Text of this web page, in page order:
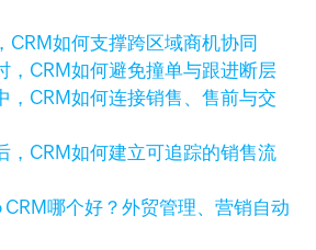
CRM如何支撑跨区域商机协同
，CRM如何避免撞单与跟进断层
，CRM如何连接销售、售前与交
，CRM如何建立可追踪的销售流
哪个好？外贸管理、营销自动